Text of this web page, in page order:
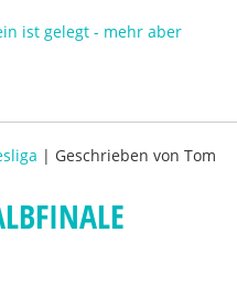
ist gelegt - mehr aber
| Geschrieben von Tom